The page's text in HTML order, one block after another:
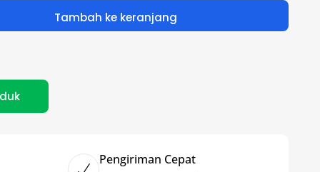
Tambah ke keranjang
Pengiriman Cepat